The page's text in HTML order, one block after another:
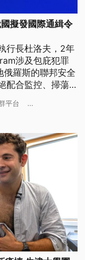
擬發國際通緝令
行長杜洛夫，2年
涉及包庇犯罪
俄羅斯的聯邦安全
配合監控、掃蕩
平台 ...